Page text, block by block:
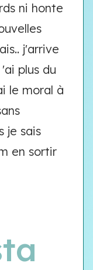
ni honte
j'arrive
plus du
le moral à
je sais
en sortir